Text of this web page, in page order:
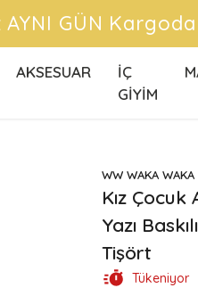
KAÇIRMA !
AKSESUAR
İÇ
GİYİM
WW WAKA WAKA
Kız Çocuk
Yazı
Tişört
Tükeniyor